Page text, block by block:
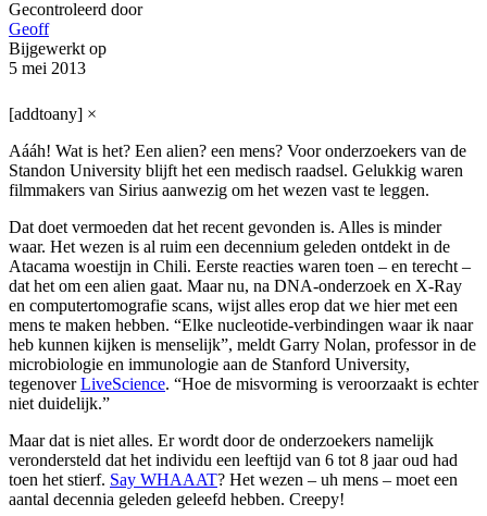
Gecontroleerd door
Geoff
Bijgewerkt op
5 mei 2013
[addtoany] ×
Aááh! Wat is het? Een alien? een mens? Voor onderzoekers van de
Standon University blijft het een medisch raadsel. Gelukkig waren
filmmakers van Sirius aanwezig om het wezen vast te leggen.
Dat doet vermoeden dat het recent gevonden is. Alles is minder
waar. Het wezen is al ruim een decennium geleden ontdekt in de
Atacama woestijn in Chili. Eerste reacties waren toen – en terecht –
dat het om een alien gaat. Maar nu, na DNA-onderzoek en X-Ray
en computertomografie scans, wijst alles erop dat we hier met een
mens te maken hebben. “Elke nucleotide-verbindingen waar ik naar
heb kunnen kijken is menselijk”, meldt Garry Nolan, professor in de
microbiologie en immunologie aan de Stanford University,
tegenoverLiveScience. “Hoe de misvorming is veroorzaakt is echter
niet duidelijk.”
Maar dat is niet alles. Er wordt door de onderzoekers namelijk
verondersteld dat het individu een leeftijd van 6 tot 8 jaar oud had
toen het stierf. Say WHAAAT? Het wezen – uh mens – moet een
aantal decennia geleden geleefd hebben. Creepy!